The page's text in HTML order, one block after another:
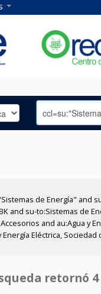
de Energía" and
and su-to:Sistemas de
and au:Agua y
Eléctrica,
retornó